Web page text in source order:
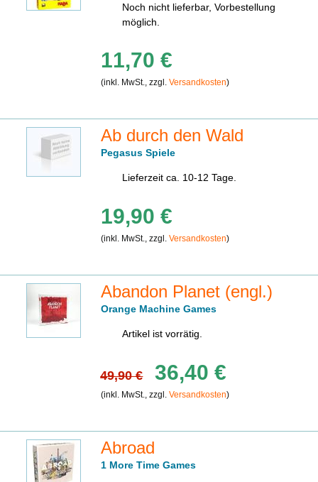
Noch nicht lieferbar, Vorbestellung
möglich.
11,70 €
(inkl. MwSt., zzgl.Versandkosten)
Ab durch den Wald
Pegasus Spiele
Lieferzeit ca. 10-12 Tage.
19,90 €
(inkl. MwSt., zzgl.Versandkosten)
Abandon Planet (engl.)
Orange Machine Games
Artikel ist vorrätig.
49,90 € 36,40 €
(inkl. MwSt., zzgl.Versandkosten)
Abroad
1 More Time Games